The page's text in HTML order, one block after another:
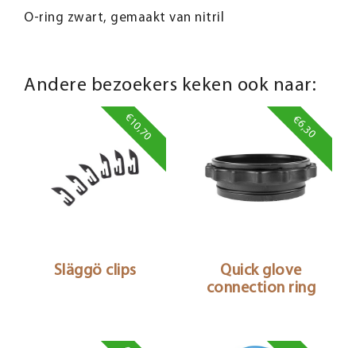
O-ring zwart, gemaakt van nitril
Andere bezoekers keken ook naar:
€10,70
Släggö clips
€6,30
Quick glove
connection ring